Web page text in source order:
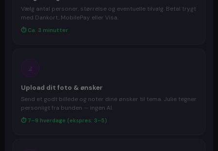
Vælg antal personer, størrelse og eventuelle tilvalg. Betal trygt
med Dankort, MobilePay eller Visa.
⏱ Ca. 3 minutter
2
Upload dit foto & ønsker
Send et godt billede og noter dine ønsker til tema. Julie tegner
personligt fra bunden — ingen AI.
⏱ 7–9 hverdage (ekspres: 3–5)